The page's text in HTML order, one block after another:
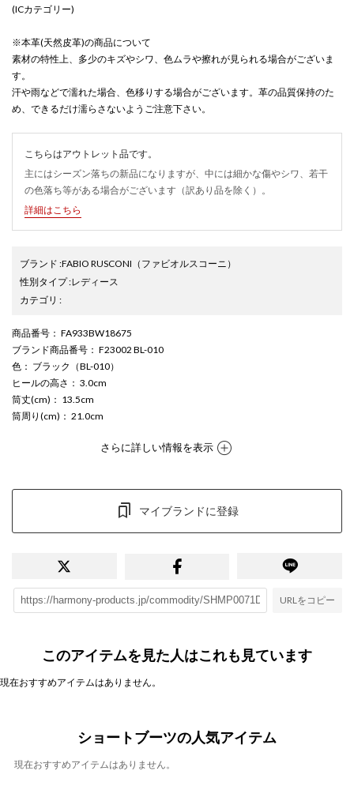
(ICカテゴリー)
※本革(天然皮革)の商品について
素材の特性上、多少のキズやシワ、色ムラや擦れが見られる場合がございま
す。
汗や雨などで濡れた場合、色移りする場合がございます。革の品質保持のた
め、できるだけ濡らさないようご注意下さい。
こちらはアウトレット品です。
主にはシーズン落ちの新品になりますが、中には細かな傷やシワ、若干
の色落ち等がある場合がございます（訳あり品を除く）。
詳細はこちら
ブランド :FABIO RUSCONI （ファビオルスコーニ）
性別タイプ:レディース
カテゴリ :
商品番号 ： FA933BW18675
ブランド商品番号 ： F23002 BL-010
色 ： ブラック（BL-010）
ヒールの高さ ： 3.0cm
筒丈(cm) ： 13.5cm
筒周り(cm) ： 21.0cm
さらに詳しい情報を表示
マイブランドに登録
URLをコピー
このアイテムを見た人はこれも見ています
現在おすすめアイテムはありません。
ショートブーツの人気アイテム
現在おすすめアイテムはありません。